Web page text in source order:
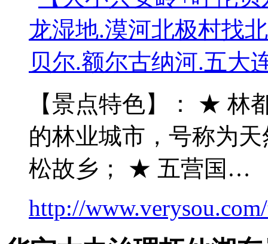
【景点特色】： ★ 林
的林业城市，号称为
松故乡； ★ 五营国…
http://